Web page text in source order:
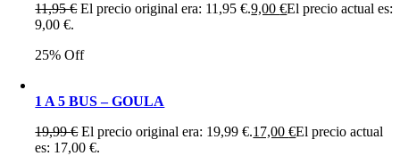
11,95€ El precio original era: 11,95 €.9,00€El precio actual es:
9,00 €.
25% Off
1 A 5 BUS – GOULA
19,99€ El precio original era: 19,99 €.17,00€El precio actual
es: 17,00 €.